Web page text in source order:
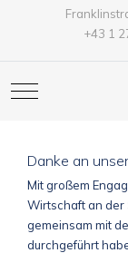
+43 1
Mobile Menu Toggle
Danke an
Mit großem
Wirtschaft an der
gemeinsam mit
durchgeführt